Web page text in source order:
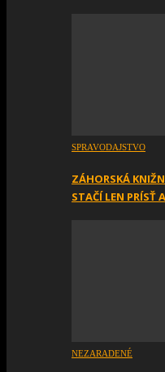
SPRAVODAJSTVO
ZÁHORSKÁ
STAČÍ LEN PRÍSŤ
NEZARADENÉ